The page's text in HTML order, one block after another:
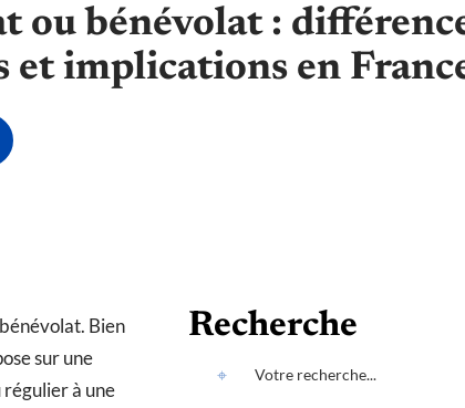
ou bénévolat :
et implications en
Bien
sur une
à une
Recherche